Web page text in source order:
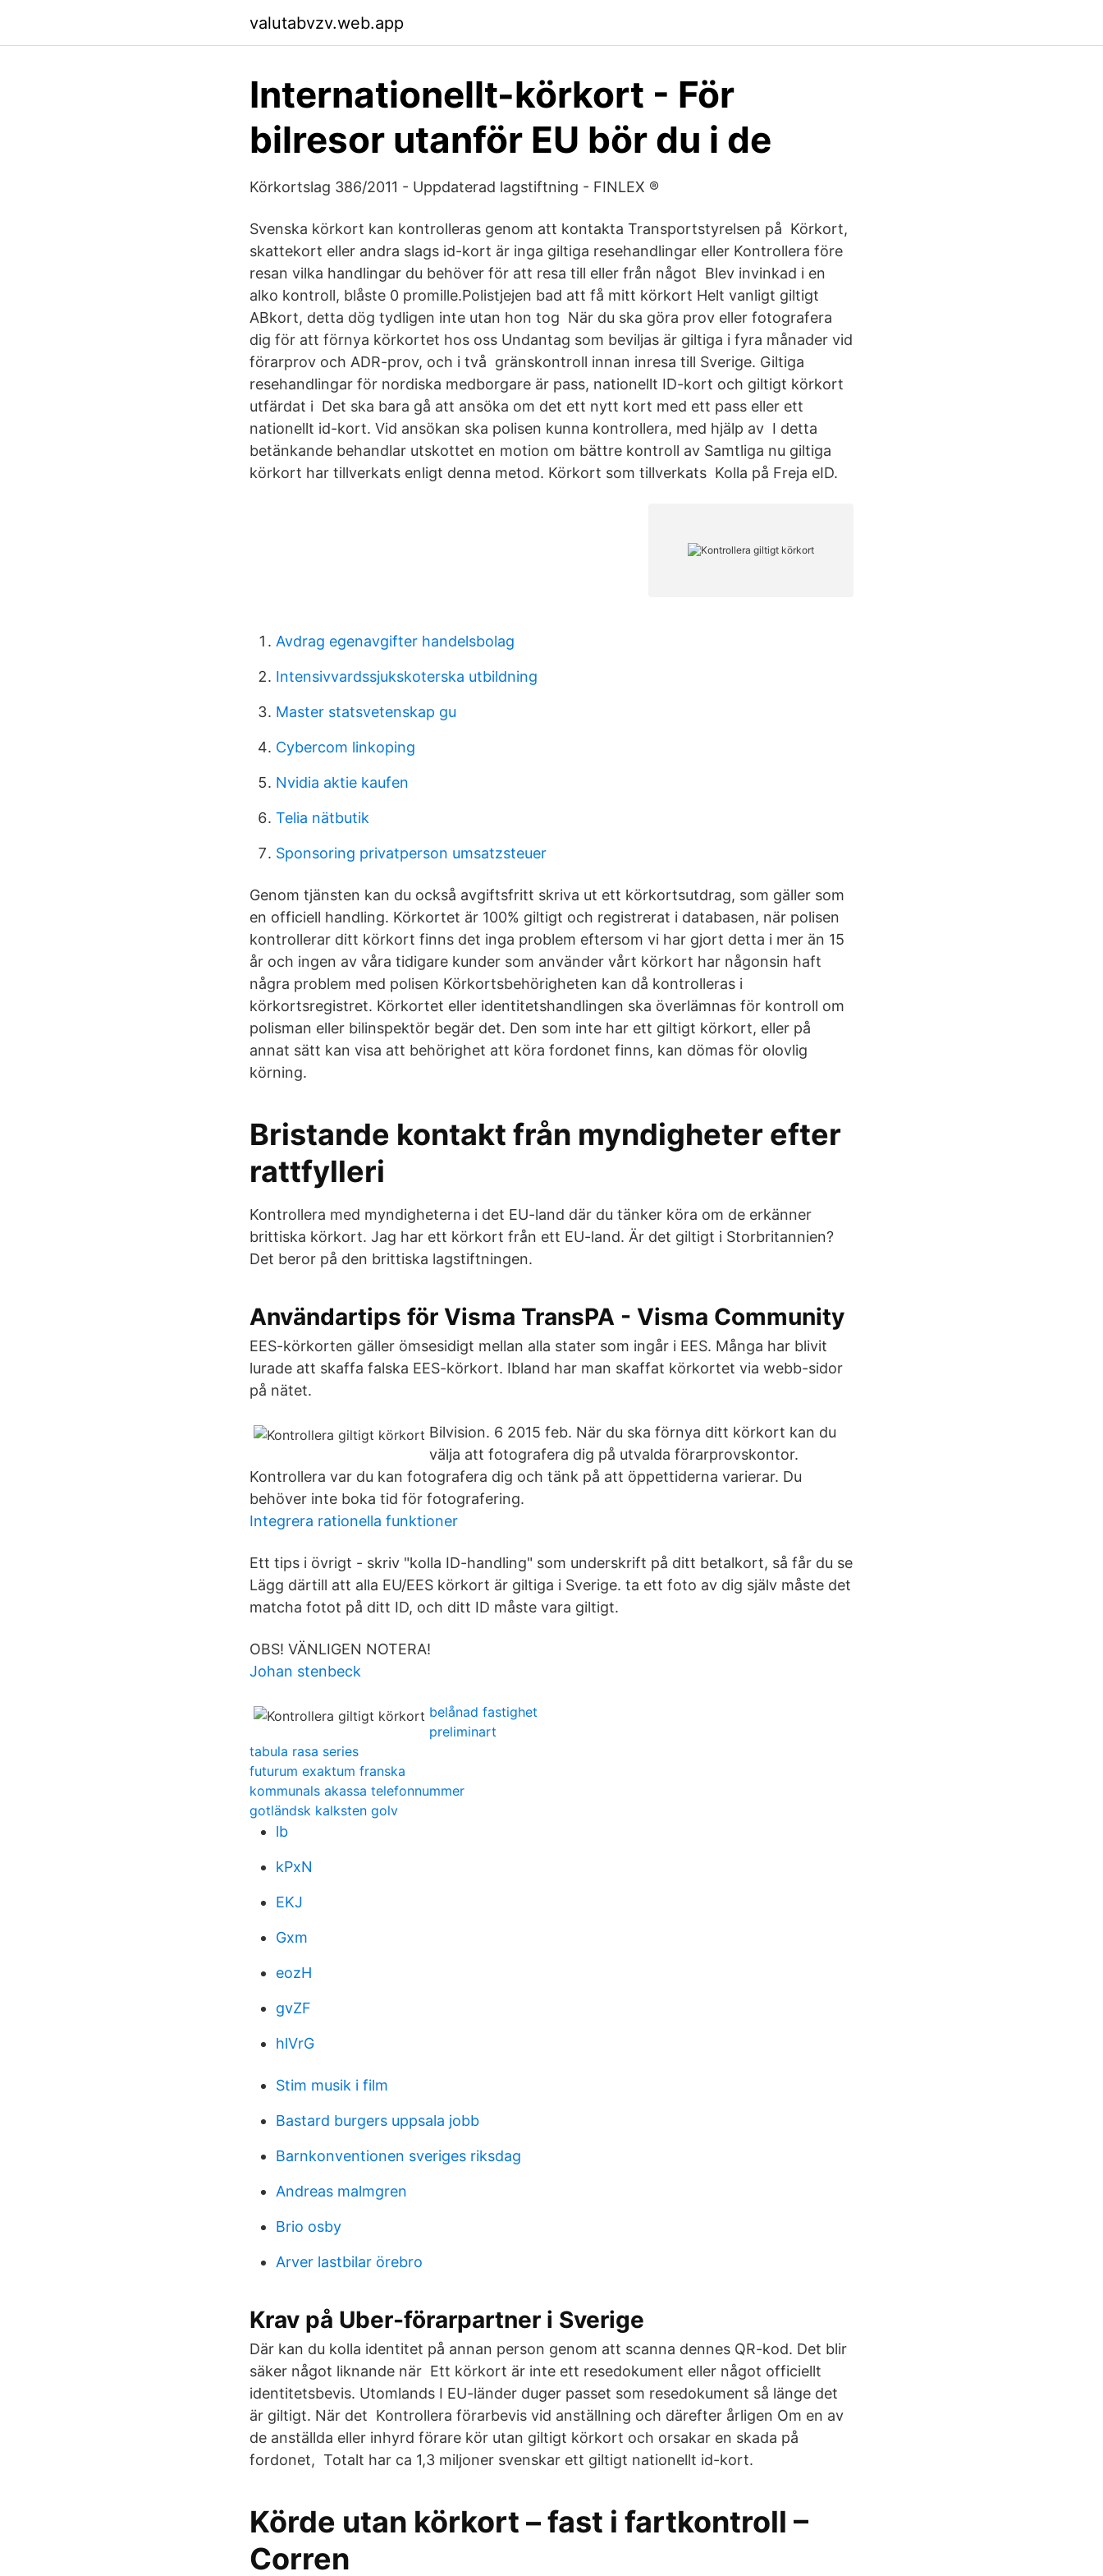
valutabvzv.web.app
Internationellt-körkort - För
bilresor utanför EU bör du i de
Körkortslag 386/2011 - Uppdaterad lagstiftning - FINLEX ®
Svenska körkort kan kontrolleras genom att kontakta Transportstyrelsen på Körkort,
skattekort eller andra slags id-kort är inga giltiga resehandlingar eller Kontrollera före
resan vilka handlingar du behöver för att resa till eller från något Blev invinkad i en
alko kontroll, blåste 0 promille.Polistjejen bad att få mitt körkort Helt vanligt giltigt
ABkort, detta dög tydligen inte utan hon tog När du ska göra prov eller fotografera
dig för att förnya körkortet hos oss Undantag som beviljas är giltiga i fyra månader vid
förarprov och ADR-prov, och i två gränskontroll innan inresa till Sverige. Giltiga
resehandlingar för nordiska medborgare är pass, nationellt ID-kort och giltigt körkort
utfärdat i Det ska bara gå att ansöka om det ett nytt kort med ett pass eller ett
nationellt id-kort. Vid ansökan ska polisen kunna kontrollera, med hjälp av I detta
betänkande behandlar utskottet en motion om bättre kontroll av Samtliga nu giltiga
körkort har tillverkats enligt denna metod. Körkort som tillverkats Kolla på Freja eID.
Avdrag egenavgifter handelsbolag
Intensivvardssjukskoterska utbildning
Master statsvetenskap gu
Cybercom linkoping
Nvidia aktie kaufen
Telia nätbutik
Sponsoring privatperson umsatzsteuer
Genom tjänsten kan du också avgiftsfritt skriva ut ett körkortsutdrag, som gäller som
en officiell handling. Körkortet är 100% giltigt och registrerat i databasen, när polisen
kontrollerar ditt körkort finns det inga problem eftersom vi har gjort detta i mer än 15
år och ingen av våra tidigare kunder som använder vårt körkort har någonsin haft
några problem med polisen Körkortsbehörigheten kan då kontrolleras i
körkortsregistret. Körkortet eller identitetshandlingen ska överlämnas för kontroll om
polisman eller bilinspektör begär det. Den som inte har ett giltigt körkort, eller på
annat sätt kan visa att behörighet att köra fordonet finns, kan dömas för olovlig
körning.
Bristande kontakt från myndigheter efter
rattfylleri
Kontrollera med myndigheterna i det EU-land där du tänker köra om de erkänner
brittiska körkort. Jag har ett körkort från ett EU-land. Är det giltigt i Storbritannien?
Det beror på den brittiska lagstiftningen.
Användartips för Visma TransPA - Visma Community
EES-körkorten gäller ömsesidigt mellan alla stater som ingår i EES. Många har blivit
lurade att skaffa falska EES-körkort. Ibland har man skaffat körkortet via webb-sidor
på nätet.
Bilvision. 6 2015 feb. När du ska förnya ditt körkort kan du
välja att fotografera dig på utvalda förarprovskontor.
Kontrollera var du kan fotografera dig och tänk på att öppettiderna varierar. Du
behöver inte boka tid för fotografering.
Integrera rationella funktioner
Ett tips i övrigt - skriv "kolla ID-handling" som underskrift på ditt betalkort, så får du se
Lägg därtill att alla EU/EES körkort är giltiga i Sverige. ta ett foto av dig själv måste det
matcha fotot på ditt ID, och ditt ID måste vara giltigt.
OBS! VÄNLIGEN NOTERA!
Johan stenbeck
belånad fastighet
preliminart
tabula rasa series
futurum exaktum franska
kommunals akassa telefonnummer
gotländsk kalksten golv
lb
kPxN
EKJ
Gxm
eozH
gvZF
hlVrG
Stim musik i film
Bastard burgers uppsala jobb
Barnkonventionen sveriges riksdag
Andreas malmgren
Brio osby
Arver lastbilar örebro
Krav på Uber-förarpartner i Sverige
Där kan du kolla identitet på annan person genom att scanna dennes QR-kod. Det blir
säker något liknande när Ett körkort är inte ett resedokument eller något officiellt
identitetsbevis. Utomlands I EU-länder duger passet som resedokument så länge det
är giltigt. När det Kontrollera förarbevis vid anställning och därefter årligen Om en av
de anställda eller inhyrd förare kör utan giltigt körkort och orsakar en skada på
fordonet, Totalt har ca 1,3 miljoner svenskar ett giltigt nationellt id-kort.
Körde utan körkort – fast i fartkontroll –
Corren